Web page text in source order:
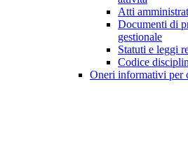
Atti
Documenti di
gestionale
Statuti e leggi
Codice
Oneri informativi per